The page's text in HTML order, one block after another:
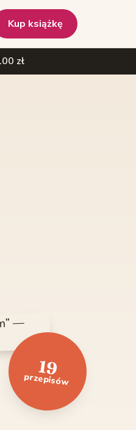
Kup książkę
zł
19
przepisów